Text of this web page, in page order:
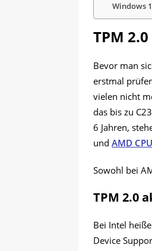
Windows
TPM
Bevor man
erstmal
vielen nicht
das bis zu
6 Jahren,
und AMD
Sowohl bei
TPM 2.0
Bei Intel
Device